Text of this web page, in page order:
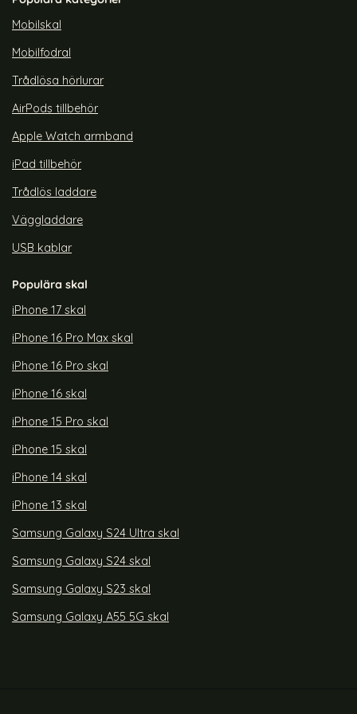
299 kr
Tillgänglighet:
Lagervara
Mobilskal
Mobilfodral
Trådlösa hörlurar
AirPods tillbehör
Apple Watch armband
iPad tillbehör
Trådlös laddare
Väggladdare
USB kablar
Populära skal
iPhone 17 skal
iPhone 16 Pro Max skal
iPhone 16 Pro skal
iPhone 16 skal
iPhone 15 Pro skal
iPhone 15 skal
iPhone 14 skal
iPhone 13 skal
Samsung Galaxy S24 Ultra skal
Samsung Galaxy S24 skal
Samsung Galaxy S23 skal
Samsung Galaxy A55 5G skal